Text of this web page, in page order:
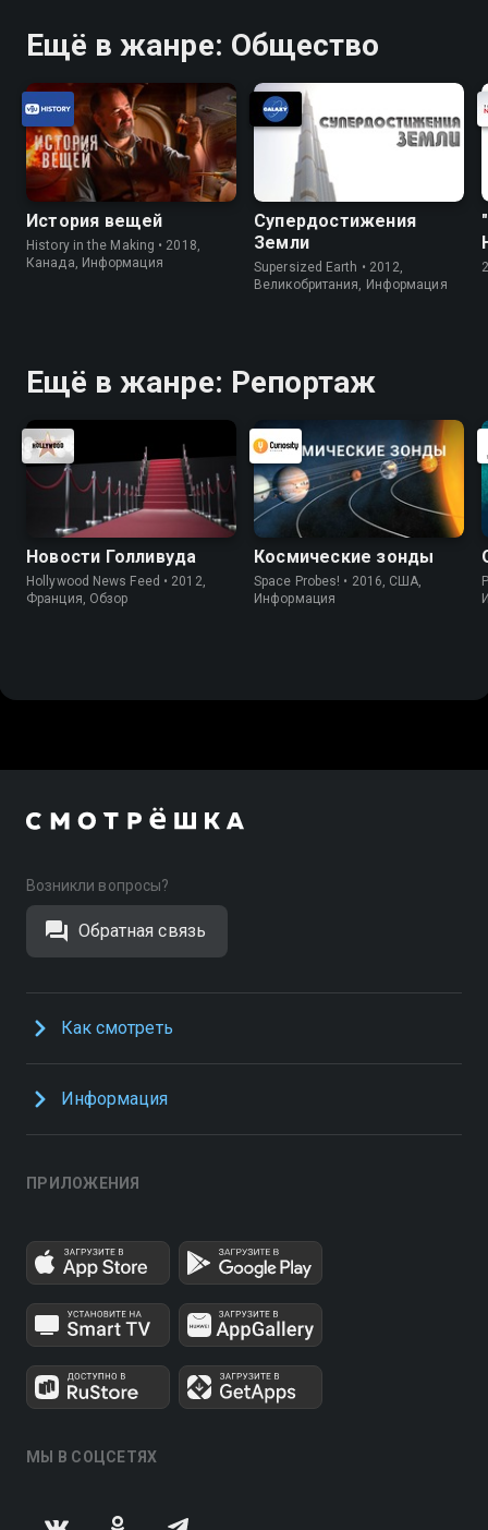
Ещё в жанре: Общество
История вещей
History in the Making • 2018,
Канада, Информация
Супердостижения
Земли
Supersized Earth • 2012,
Великобритания, Информация
Ещё в жанре: Репортаж
Новости Голливуда
Hollywood News Feed • 2012,
Франция, Обзор
Космические зонды
Space Probes! • 2016, США,
Информация
Возникли вопросы?
Обратная связь
Как смотреть
Информация
ПРИЛОЖЕНИЯ
МЫ В СОЦСЕТЯХ